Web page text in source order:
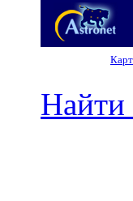
Найти